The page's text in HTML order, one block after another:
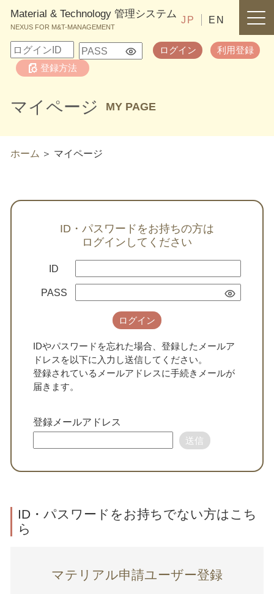
Material & Technology 管理システム
NEXUS FOR M&T-MANAGEMENT
ログイン
利用登録
登録方法
JP EN
マイページ MY PAGE
ホーム マイページ
ID・パスワードをお持ちの方は
ログインしてください
ID
PASS
ログイン
IDやパスワードを忘れた場合、登録したメールア
ドレスを以下に入力し送信してください。
登録されているメールアドレスに手続きメールが
届きます。
登録メールアドレス
送信
ID・パスワードをお持ちでない方はこち
ら
マテリアル申請ユーザー登録